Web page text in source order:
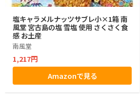
塩キャラメルナッツサブレ小×1箱 南
風堂 宮古島の塩 雪塩 使用 さくさく食
感 お土産
南風堂
1,217円
Amazonで見る